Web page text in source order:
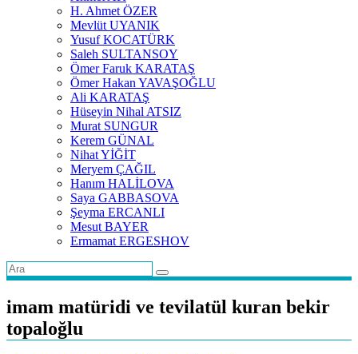
H. Ahmet ÖZER
Mevlüt UYANIK
Yusuf KOCATÜRK
Saleh SULTANSOY
Ömer Faruk KARATAŞ
Ömer Hakan YAVAŞOĞLU
Ali KARATAŞ
Hüseyin Nihal ATSIZ
Murat SUNGUR
Kerem GÜNAL
Nihat YİĞİT
Meryem ÇAĞIL
Hanım HALİLOVA
Saya GABBASOVA
Şeyma ERCANLI
Mesut BAYER
Ermamat ERGESHOV
imam matüridi ve tevilatül kuran bekir
topaloğlu